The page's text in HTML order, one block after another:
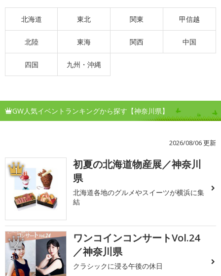
北海道 東北 関東 甲信越
北陸 東海 関西 中国
四国 九州・沖縄
GW人気イベントランキングから探す【神奈川県】
2026/08/06 更新
1
初夏の北海道物産展／神奈川
県
北海道各地のグルメやスイーツが横浜に集
結
2
ワンコインコンサートVol.24
／神奈川県
クラシックに浸る午後の休日